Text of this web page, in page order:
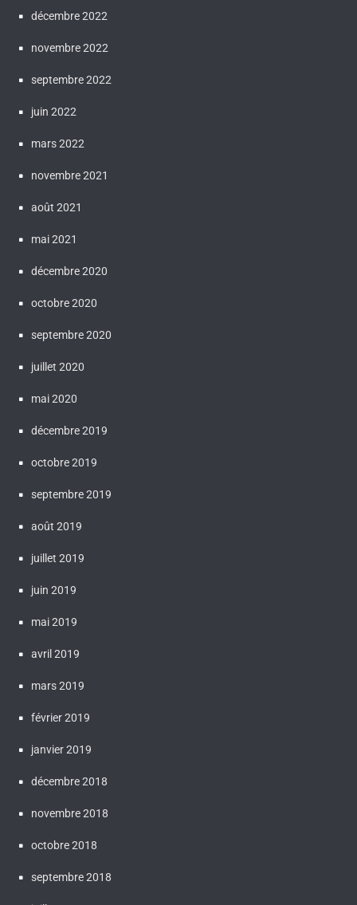
décembre 2022
novembre 2022
septembre 2022
juin 2022
mars 2022
novembre 2021
août 2021
mai 2021
décembre 2020
octobre 2020
septembre 2020
juillet 2020
mai 2020
décembre 2019
octobre 2019
septembre 2019
août 2019
juillet 2019
juin 2019
mai 2019
avril 2019
mars 2019
février 2019
janvier 2019
décembre 2018
novembre 2018
octobre 2018
septembre 2018